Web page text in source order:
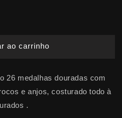
ao carrinho
26 medalhas douradas com
e anjos, costurado todo à
.